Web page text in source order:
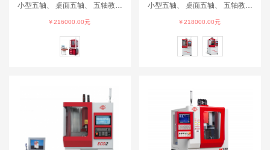
小型五轴、 桌面五轴、 五轴教育加工中心、 教育机床、 五轴仿真、
￥216000.00元
小型五轴、 桌面五轴、 五轴教育加工中心、 教育机床、 五轴仿真、
￥218000.00元